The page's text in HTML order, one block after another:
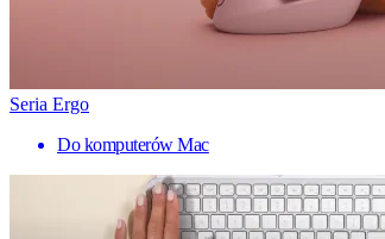
Seria Ergo
Do komputerów Mac